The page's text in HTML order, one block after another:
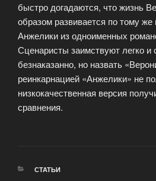
быстро догадаются, что жизнь
образом развивается по тому
Анжелики из одноименных
Сценаристы заимствуют легко и
безнаказанно, но назвать
реинкарнацией «Анжелики» не
низкокачественная версия
сравнения.
РУБРИКИ
СТАТЬИ